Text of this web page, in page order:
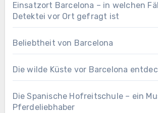
Einsatzort Barcelona – in welchen
Detektei vor Ort gefragt ist
Beliebtheit von Barcelona
Die wilde Küste vor Barcelona
Die Spanische Hofreitschule – ein
Pferdeliebhaber